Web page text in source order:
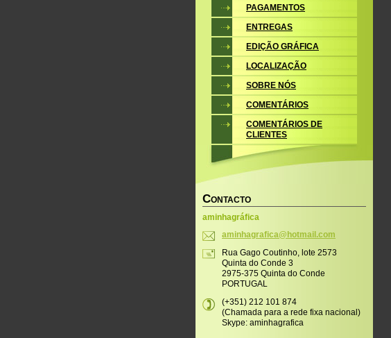
PAGAMENTOS
ENTREGAS
EDIÇÃO GRÁFICA
LOCALIZAÇÃO
SOBRE NÓS
COMENTÁRIOS
COMENTÁRIOS DE
CLIENTES
CONTACTO
aminhagráfica
aminhagrafica@hotmail.com
Rua Gago Coutinho, lote 2573
Quinta do Conde 3
2975-375 Quinta do Conde
PORTUGAL
(+351) 212 101 874
(Chamada para a rede fixa nacional)
Skype: aminhagrafica